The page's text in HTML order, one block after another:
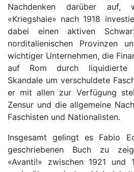
Nachdenken darüber
«Kriegshaie» nach 1918
dabei einen aktiven
norditalienischen Provinzen
wichtiger Unternehmen, die
auf Rom durch liquidierte
Skandale um verschuldete
er mit allen zur Verfügung
Zensur und die allgemeine
Faschisten und Nationalisten.
Insgesamt gelingt es Fabio
geschriebenen Buch zu
«Avanti!» zwischen 1921 und